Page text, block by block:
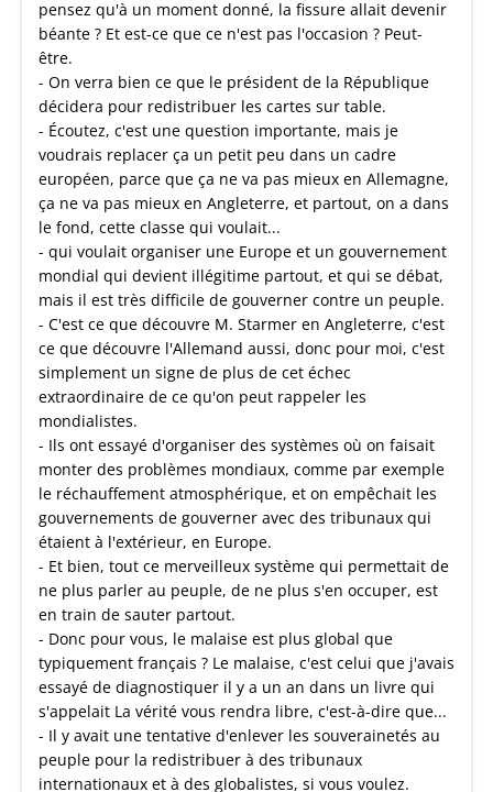
pensez qu'à un moment donné, la fissure allait devenir
béante ? Et est-ce que ce n'est pas l'occasion ? Peut-
être.
- On verra bien ce que le président de la République
décidera pour redistribuer les cartes sur table.
- Écoutez, c'est une question importante, mais je
voudrais replacer ça un petit peu dans un cadre
européen, parce que ça ne va pas mieux en Allemagne,
ça ne va pas mieux en Angleterre, et partout, on a dans
le fond, cette classe qui voulait...
- qui voulait organiser une Europe et un gouvernement
mondial qui devient illégitime partout, et qui se débat,
mais il est très difficile de gouverner contre un peuple.
- C'est ce que découvre M. Starmer en Angleterre, c'est
ce que découvre l'Allemand aussi, donc pour moi, c'est
simplement un signe de plus de cet échec
extraordinaire de ce qu'on peut rappeler les
mondialistes.
- Ils ont essayé d'organiser des systèmes où on faisait
monter des problèmes mondiaux, comme par exemple
le réchauffement atmosphérique, et on empêchait les
gouvernements de gouverner avec des tribunaux qui
étaient à l'extérieur, en Europe.
- Et bien, tout ce merveilleux système qui permettait de
ne plus parler au peuple, de ne plus s'en occuper, est
en train de sauter partout.
- Donc pour vous, le malaise est plus global que
typiquement français ? Le malaise, c'est celui que j'avais
essayé de diagnostiquer il y a un an dans un livre qui
s'appelait La vérité vous rendra libre, c'est-à-dire que...
- Il y avait une tentative d'enlever les souverainetés au
peuple pour la redistribuer à des tribunaux
internationaux et à des globalistes, si vous voulez.